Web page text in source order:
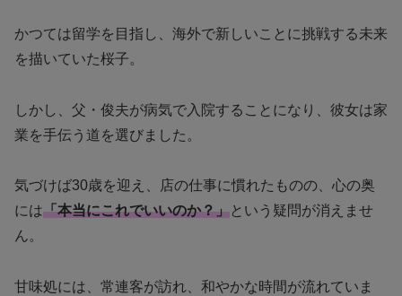
かつては留学を目指し、海外で新しいことに挑戦する未来
を描いていた桜子。
しかし、父・俊夫が病気で入院することになり、彼女は家
業を手伝う道を選びました。
気づけば30歳を迎え、店の仕事に慣れたものの、心の奥
には「本当にこれでいいのか？」という疑問が消えませ
ん。
甘味処には、常連客が訪れ、和やかな時間が流れていま